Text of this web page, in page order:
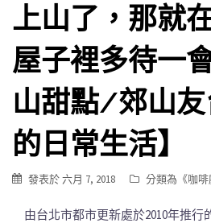
上山了，那就
屋子裡多待一
山甜點/郊山友
的日常生活】
發表於六月 7, 2018 分類為《咖
由台北市都市更新處於2010年推行